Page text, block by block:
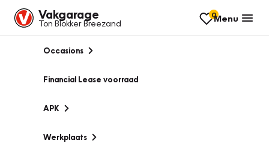
Vakgarage
Ton Blokker Breezand
0Menu
Occasions
Financial Lease voorraad
APK
Werkplaats